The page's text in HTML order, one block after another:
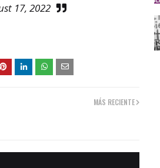
17, 2022
MÁS RECIENTE